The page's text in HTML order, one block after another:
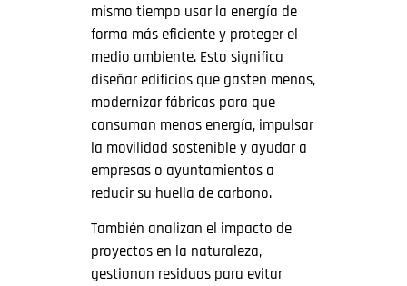
mismo tiempo usar la energía de
forma más eficiente y proteger el
medio ambiente. Esto significa
diseñar edificios que gasten menos,
modernizar fábricas para que
consuman menos energía, impulsar
la movilidad sostenible y ayudar a
empresas o ayuntamientos a
reducir su huella de carbono.
También analizan el impacto de
proyectos en la naturaleza,
gestionan residuos para evitar